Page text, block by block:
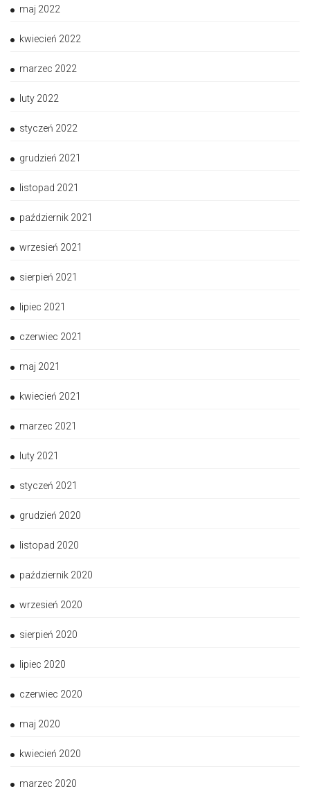
maj 2022
kwiecień 2022
marzec 2022
luty 2022
styczeń 2022
grudzień 2021
listopad 2021
październik 2021
wrzesień 2021
sierpień 2021
lipiec 2021
czerwiec 2021
maj 2021
kwiecień 2021
marzec 2021
luty 2021
styczeń 2021
grudzień 2020
listopad 2020
październik 2020
wrzesień 2020
sierpień 2020
lipiec 2020
czerwiec 2020
maj 2020
kwiecień 2020
marzec 2020